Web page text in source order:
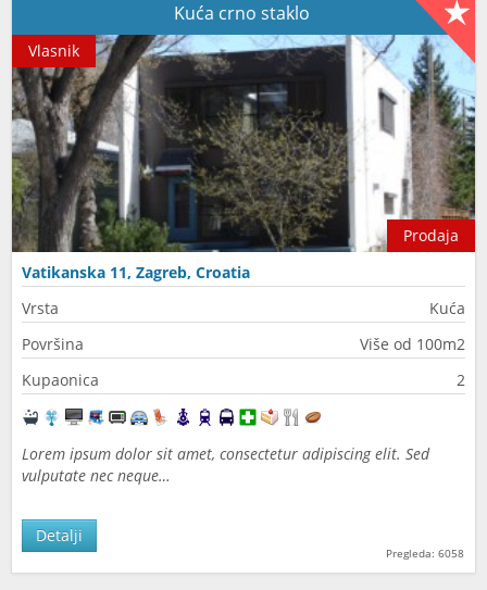
Kuća crno staklo
Prodaja
Vlasnik
Vatikanska 11, Zagreb, Croatia
Vrsta
Kuća
Površina
Više od 100m2
Kupaonica
2
Lorem ipsum dolor sit amet, consectetur adipiscing elit. Sed
vulputate nec neque…
Pregleda: 6058
Detalji